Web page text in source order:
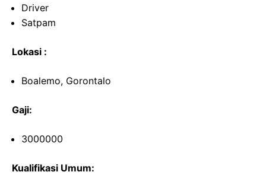
Driver
Satpam
Lokasi :
Boalemo, Gorontalo
Gaji:
3000000
Kualifikasi Umum: